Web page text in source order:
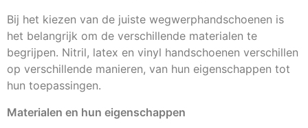
Bij het kiezen van de juiste wegwerphandschoenen is
het belangrijk om de verschillende materialen te
begrijpen. Nitril, latex en vinyl handschoenen verschillen
op verschillende manieren, van hun eigenschappen tot
hun toepassingen.
Materialen en hun eigenschappen